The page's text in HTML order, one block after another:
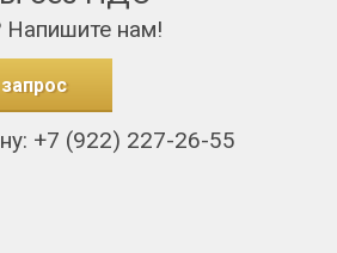
Напишите нам!
+7 (922) 227-26-55